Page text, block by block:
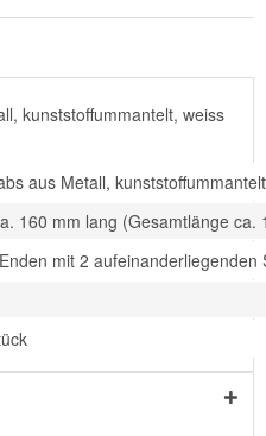
kunststoffummantelt, weiss
aus Metall,
160 mm lang (Gesamtlänge ca.
mit 2 aufeinanderliegenden